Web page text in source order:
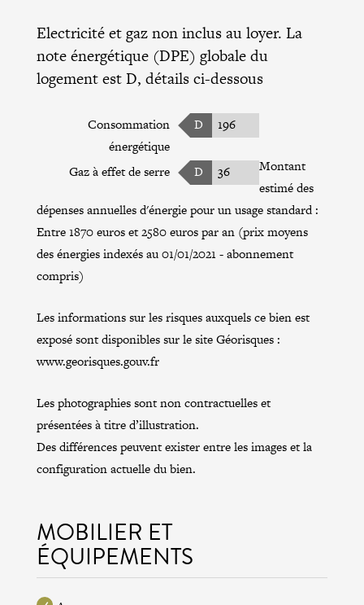
Electricité et gaz non inclus au loyer. La
note énergétique (DPE) globale du
logement est D, détails ci-dessous
Consommation
énergétique
D 196
Gaz à effet de serre D 36
Montant
estimé des
dépenses annuelles d'énergie pour un usage standard :
Entre 1870 euros et 2580 euros par an (prix moyens
des énergies indexés au 01/01/2021 - abonnement
compris)
Les informations sur les risques auxquels ce bien est
exposé sont disponibles sur le site Géorisques :
www.georisques.gouv.fr
Les photographies sont non contractuelles et
présentées à titre d’illustration.
Des différences peuvent exister entre les images et la
configuration actuelle du bien.
MOBILIER ET
ÉQUIPEMENTS